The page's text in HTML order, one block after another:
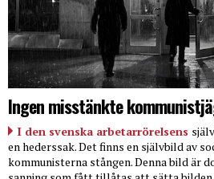
Ingen misstänkte
I den svenska arbetarrörelsens
en hederssak. Det finns en självbild av
kommunisterna stången. Denna bild är